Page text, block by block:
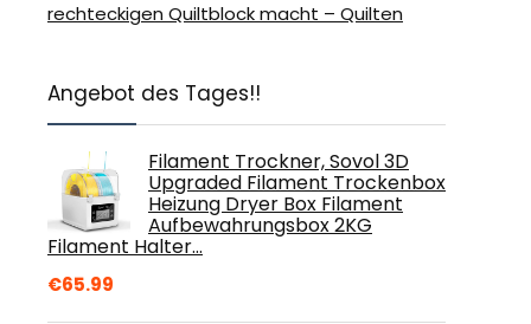
rechteckigen Quiltblock macht – Quilten
Angebot des Tages!!
Filament Trockner, Sovol 3D
Upgraded Filament Trockenbox
Heizung Dryer Box Filament
Aufbewahrungsbox 2KG
Filament Halter…
€65.99